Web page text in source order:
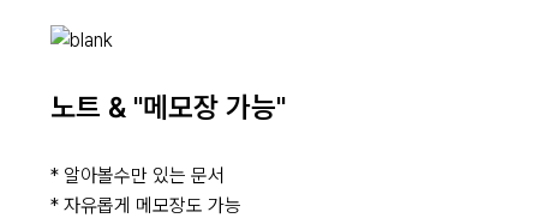
노트 & "메모장 가능"
* 알아볼수만 있는 문서
* 자유롭게 메모장도 가능